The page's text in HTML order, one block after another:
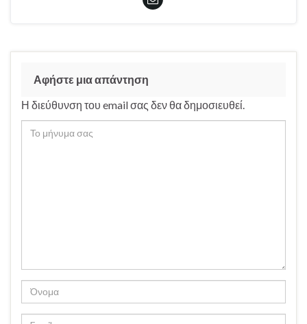
Αφήστε μια απάντηση
Η διεύθυνση του email σας δεν θα δημοσιευθεί.